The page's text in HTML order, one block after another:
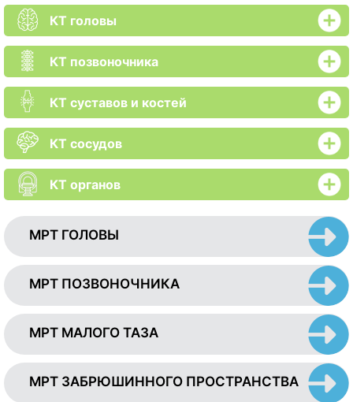
КТ головы
КТ позвоночника
КТ суставов и костей
КТ сосудов
КТ органов
МРТ ГОЛОВЫ
МРТ ПОЗВОНОЧНИКА
МРТ МАЛОГО ТАЗА
МРТ ЗАБРЮШИННОГО ПРОСТРАНСТВА